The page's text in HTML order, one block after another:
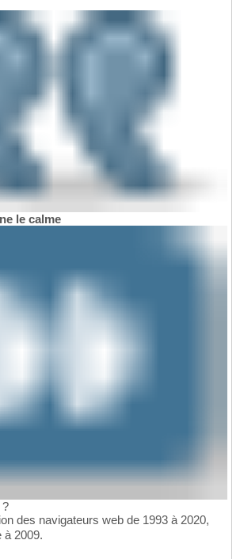
le calme
?
des navigateurs web de 1993 à 2020,
à 2009.